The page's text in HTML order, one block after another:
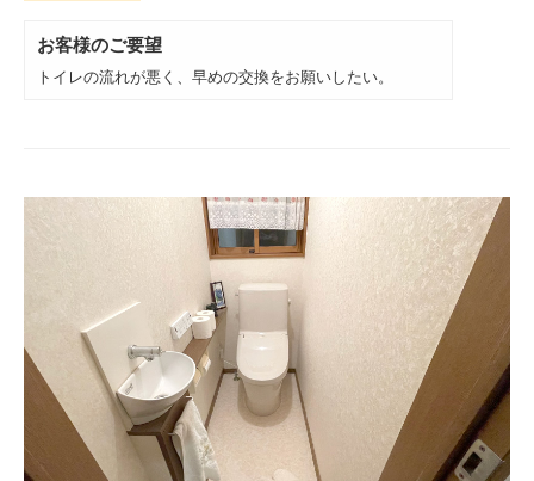
お客様のご要望
トイレの流れが悪く、早めの交換をお願いしたい。